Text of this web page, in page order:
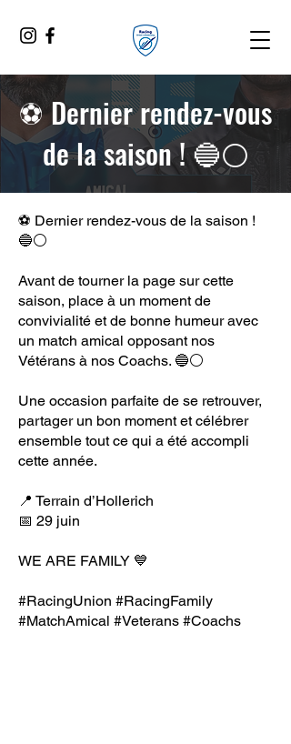
⚽ Dernier rendez-vous
de la saison ! 🔵⚪
⚽ Dernier rendez-vous de la saison !
🔵⚪
Avant de tourner la page sur cette
saison, place à un moment de
convivialité et de bonne humeur avec
un match amical opposant nos
Vétérans à nos Coachs. 🔵⚪
Une occasion parfaite de se retrouver,
partager un bon moment et célébrer
ensemble tout ce qui a été accompli
cette année.
📍 Terrain d’Hollerich
📅 29 juin
WE ARE FAMILY 💙
#RacingUnion #RacingFamily
#MatchAmical #Veterans #Coachs